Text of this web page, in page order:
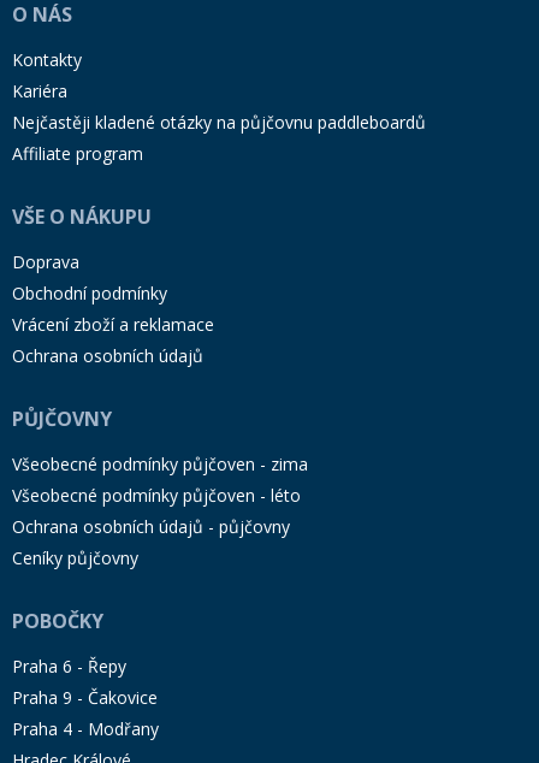
O NÁS
Kontakty
Kariéra
Nejčastěji kladené otázky na půjčovnu paddleboardů
Affiliate program
VŠE O NÁKUPU
Doprava
Obchodní podmínky
Vrácení zboží a reklamace
Ochrana osobních údajů
PŮJČOVNY
Všeobecné podmínky půjčoven - zima
Všeobecné podmínky půjčoven - léto
Ochrana osobních údajů - půjčovny
Ceníky půjčovny
POBOČKY
Praha 6 - Řepy
Praha 9 - Čakovice
Praha 4 - Modřany